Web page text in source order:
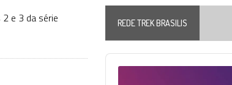
e 3 da série
REDE TREK BRASILIS
Audio
Player